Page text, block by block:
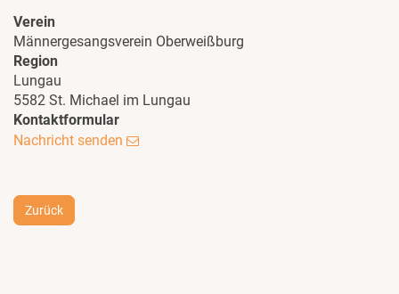
Verein
Männergesangsverein Oberweißburg
Region
Lungau
5582 St. Michael im Lungau
Kontaktformular
Nachricht senden
Zurück